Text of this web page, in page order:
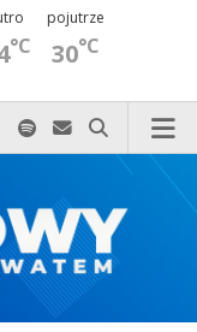
°C
pojutrze
30°C
nas zadzwoń
Facebook-u
na Xnas na Instagram-ie
Odwiedź nas na TikTok-u
Szukaj nas na Spotify
Wyślij do nas
Szukaj